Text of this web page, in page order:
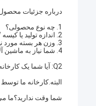
درباره جزئیات محصول
1. چه نوع محصولی؟
2. اندازه تولید یا کیسه / کیسه / کیسه / کارتن اندازه مورد نیاز برای بسته بندی محصول (طول ، عرض).
3. وزن هر بسته مورد نیاز شما.
4. شما نیاز به ماشین آلات و نوع کیسه / کارتن دارید.
Q2: آیا شما یک کارخانه / تولید کننده واقعی هستید؟
البته.کارخانه ما
شما وقت ندارید؟ما می